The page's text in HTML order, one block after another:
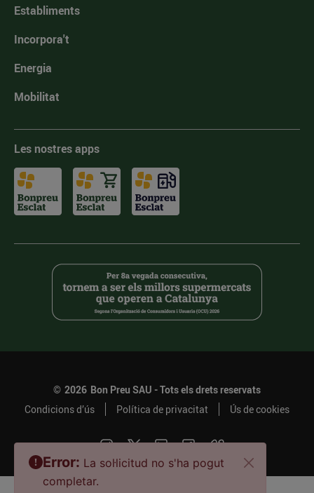
Establiments
Incorpora't
Energia
Mobilitat
Les nostres apps
© 2026 Bon Preu SAU - Tots els drets reservats
Condicions d’ús
Política de privacitat Ús de cookies